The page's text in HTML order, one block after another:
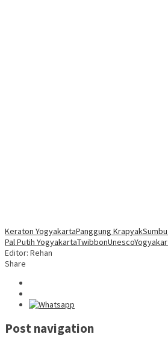
Keraton YogyakartaPanggung Krapyak
Pal Putih YogyakartaTwibbonUnesco
Editor: Rehan
Share
Post navigation